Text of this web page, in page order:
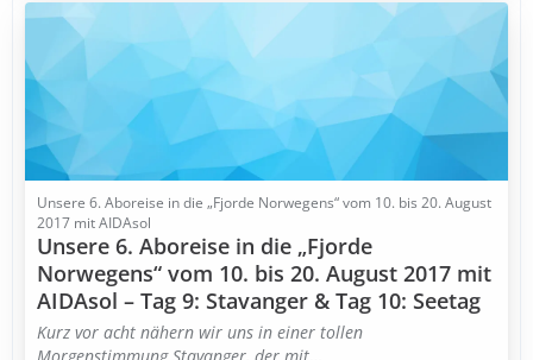
Unsere 6. Aboreise in die „Fjorde Norwegens“ vom 10. bis 20. August
2017 mit AIDAsol
Unsere 6. Aboreise in die „Fjorde
Norwegens“ vom 10. bis 20. August 2017 mit
AIDAsol – Tag 9: Stavanger & Tag 10: Seetag
Kurz vor acht nähern wir uns in einer tollen